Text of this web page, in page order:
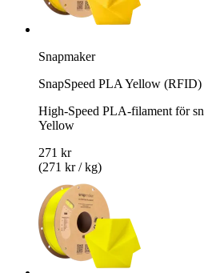
Snapmaker
SnapSpeed PLA Yellow (RFID)
High-Speed PLA-filament för
Yellow
271 kr
(271 kr / kg)